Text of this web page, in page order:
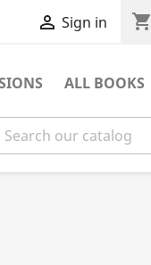
 Sign in shopping_cart
ALL BOOKS